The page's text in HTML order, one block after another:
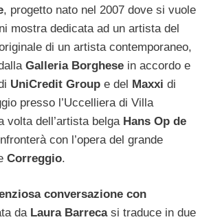
, progetto nato nel 2007 dove si vuole
mostra dedicata ad un artista del
di un artista contemporaneo,
Galleria Borghese in accordo e
UniCredit Group e del Maxxi di
presso l’Uccelliera di Villa
volta dell’artista belga Hans Op de
con l’opera del grande
Correggio.
conversazione con
da Laura Barrecasi traduce in due